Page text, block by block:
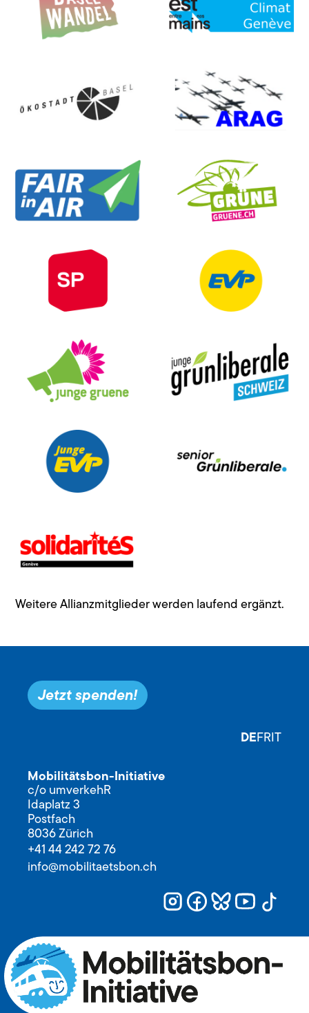
Weitere Allianzmitglieder werden laufend ergänzt.
Jetzt spenden!
DEFRIT
Mobilitätsbon-Initiative
c/o umverkehR
Idaplatz 3
Postfach
8036 Zürich
+41 44 242 72 76
info@mobilitaetsbon.ch